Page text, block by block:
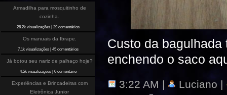
Custo da
enchendo o saco
3:22 AM | Luciano |
Armadilha para mosquitinho de
cozinha.
26.2k visualizações| 29 comentários
Os manuais da Ibrape.
7.1k visualizações| 45 comentários
Já botou seu nariz de palhaço hoje?
4.5k visualizações| 0 comentário
Experiências e Brincadeiras com
Eletrônica Junior